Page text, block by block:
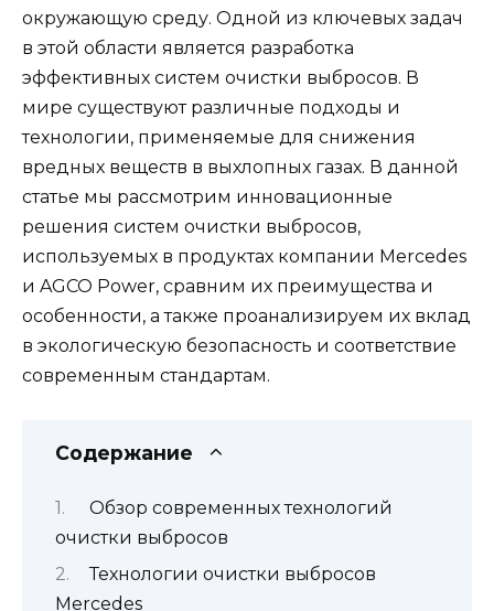
окружающую среду. Одной из ключевых задач
в этой области является разработка
эффективных систем очистки выбросов. В
мире существуют различные подходы и
технологии, применяемые для снижения
вредных веществ в выхлопных газах. В данной
статье мы рассмотрим инновационные
решения систем очистки выбросов,
используемых в продуктах компании Mercedes
и AGCO Power, сравним их преимущества и
особенности, а также проанализируем их вклад
в экологическую безопасность и соответствие
современным стандартам.
Содержание
Обзор современных технологий
очистки выбросов
Технологии очистки выбросов
Mercedes